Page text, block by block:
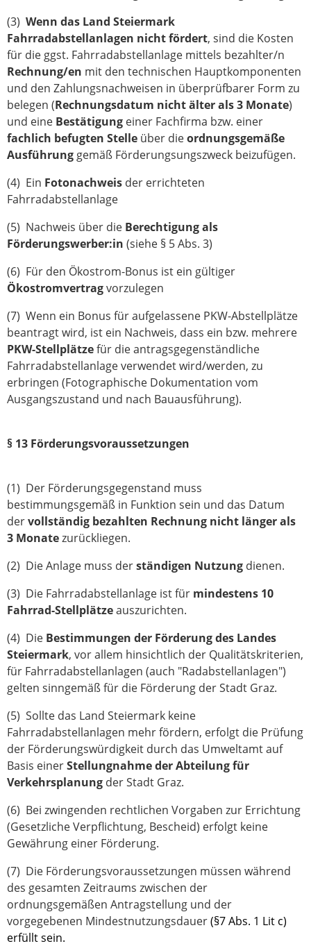
(3) Wenn das Land Steiermark
Fahrradabstellanlagen nicht fördert, sind die Kosten
für die ggst. Fahrradabstellanlage mittels bezahlter/n
Rechnung/en mit den technischen Hauptkomponenten
und den Zahlungsnachweisen in überprüfbarer Form zu
belegen (Rechnungsdatum nicht älter als 3 Monate)
und eine Bestätigung einer Fachfirma bzw. einer
fachlich befugten Stelle über dieordnungsgemäße
Ausführung gemäß Förderungsungszweck beizufügen.
(4) Ein Fotonachweis der errichteten
Fahrradabstellanlage
(5) Nachweis über die Berechtigung als
Förderungswerber:in (siehe § 5 Abs. 3)
(6) Für den Ökostrom-Bonus ist ein gültiger
Ökostromvertragvorzulegen
(7) Wenn ein Bonus für aufgelassene PKW-Abstellplätze
beantragt wird, ist ein Nachweis, dass ein bzw. mehrere
PKW-Stellplätzefür die antragsgegenständliche
Fahrradabstellanlage verwendet wird/werden, zu
erbringen (Fotographische Dokumentation vom
Ausgangszustand und nach Bauausführung).
§ 13 Förderungsvoraussetzungen
(1) Der Förderungsgegenstand muss
bestimmungsgemäß in Funktion sein und das Datum
dervollständig bezahlten Rechnung nicht länger als
3 Monatezurückliegen.
(2) Die Anlage muss derständigen Nutzung dienen.
(3) Die Fahrradabstellanlage ist für mindestens 10
Fahrrad-Stellplätzeauszurichten.
(4) Die Bestimmungen der Förderung des Landes
Steiermark, vor allem hinsichtlich der Qualitätskriterien,
für Fahrradabstellanlagen (auch "Radabstellanlagen")
gelten sinngemäß für die Förderung der Stadt Graz.
(5) Sollte das Land Steiermark keine
Fahrradabstellanlagen mehr fördern, erfolgt die Prüfung
der Förderungswürdigkeit durch das Umweltamt auf
Basis einerStellungnahme der Abteilung für
Verkehrsplanung der Stadt Graz.
(6) Bei zwingenden rechtlichen Vorgaben zur Errichtung
(Gesetzliche Verpflichtung, Bescheid) erfolgt keine
Gewährung einer Förderung.
(7) Die Förderungsvoraussetzungen müssen während
des gesamten Zeitraums zwischen der
ordnungsgemäßen Antragstellung und der
vorgegebenen Mindestnutzungsdauer(§7 Abs. 1 Lit c)
erfüllt sein.